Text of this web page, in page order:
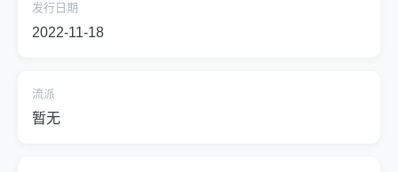
发行日期
2022-11-18
流派
暂无